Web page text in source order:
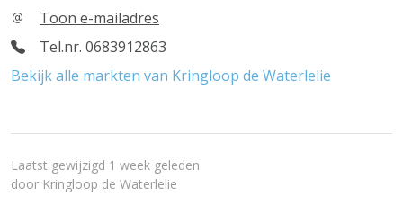
Toon e-mailadres
Tel.nr. 0683912863
Bekijk alle markten van Kringloop de Waterlelie
Laatst gewijzigd 1 week geleden
door Kringloop de Waterlelie